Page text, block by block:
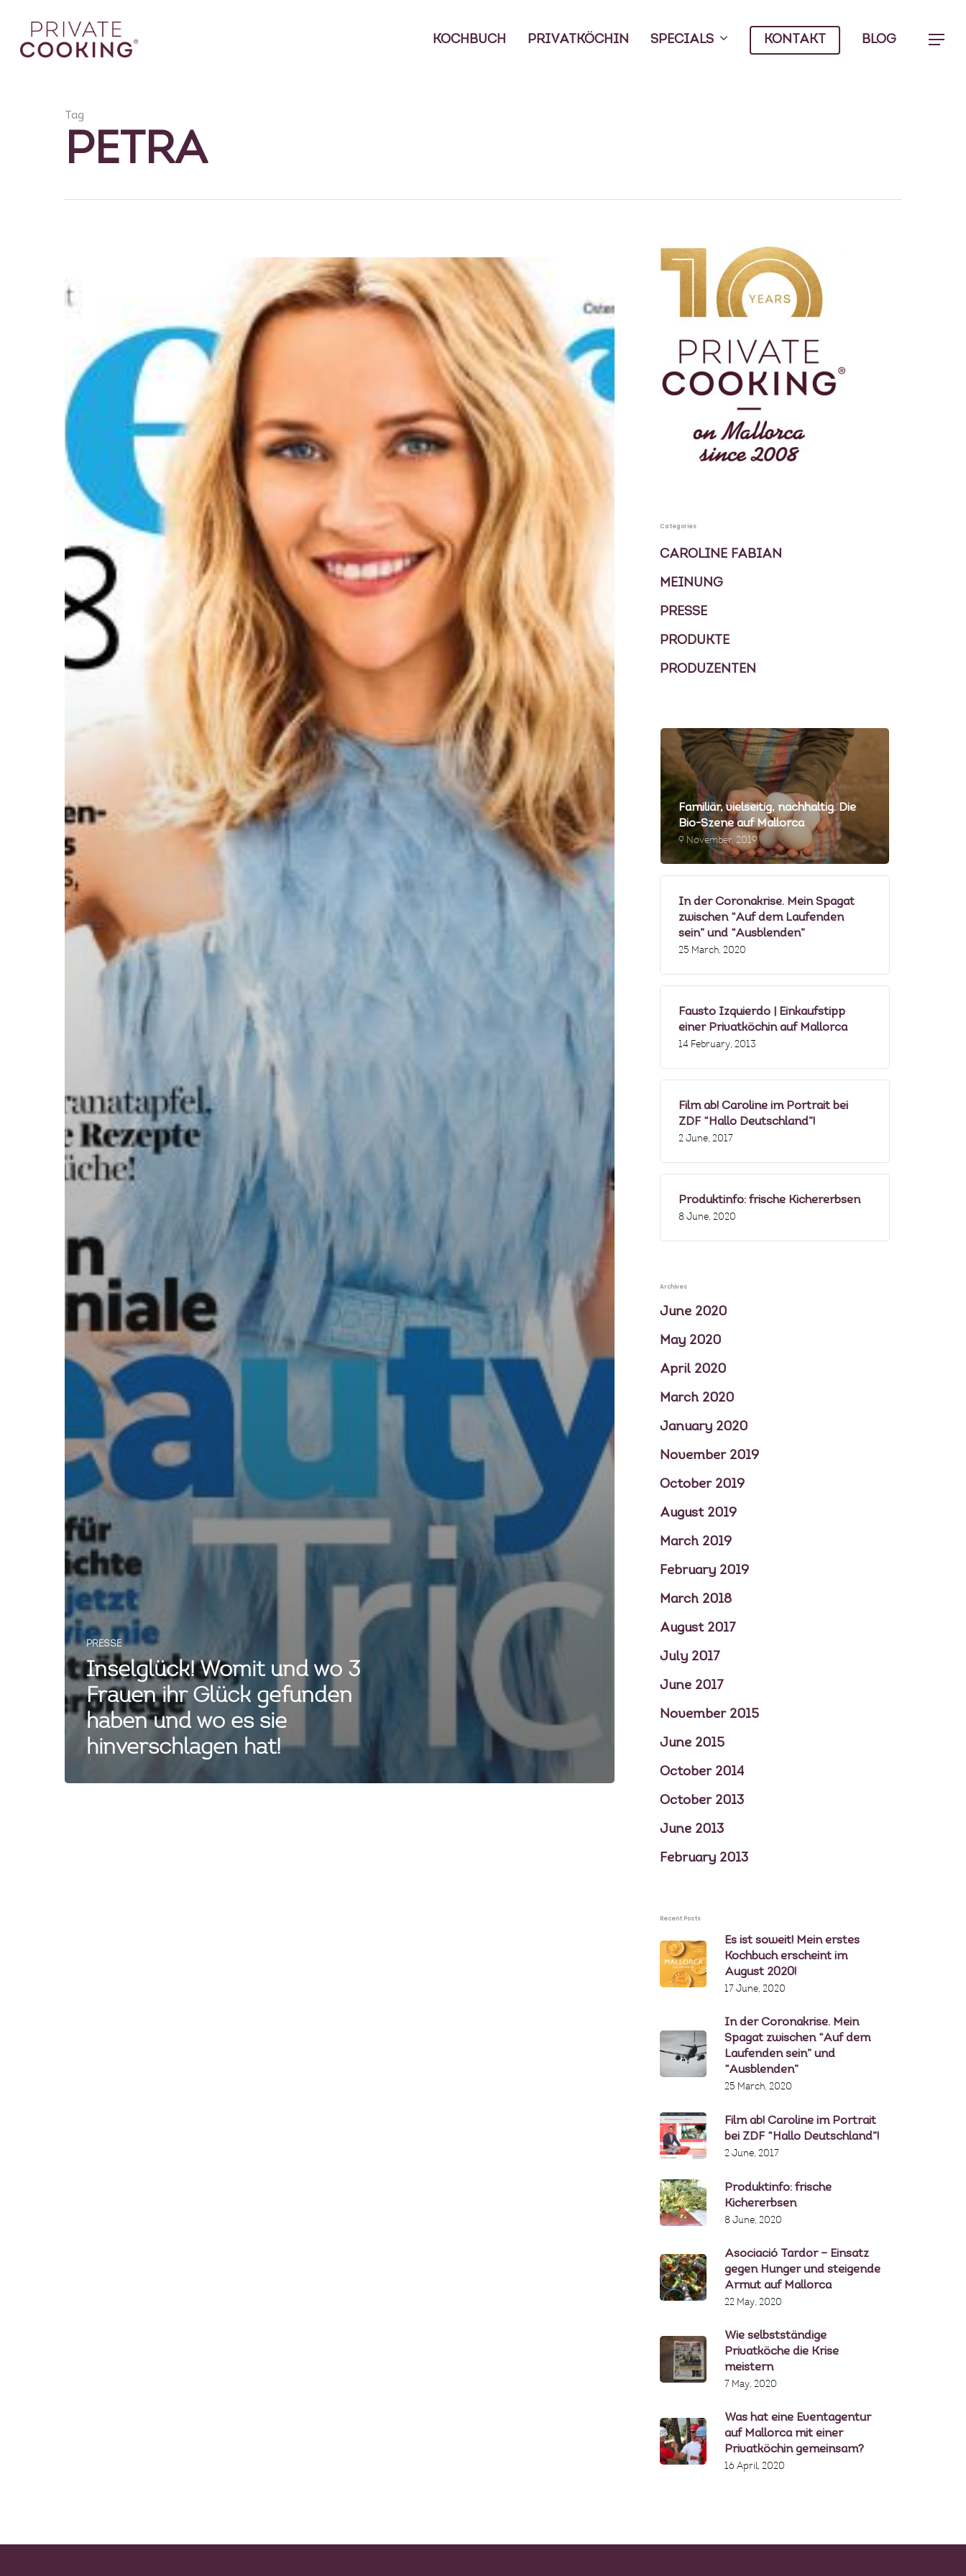
Hit enter to search or ESC to close
KOCHBUCH PRIVATKÖCHIN SPECIALS KONTAKT BLOG
Tag
PETRA
PRESSE
Inselglück! Womit und wo 3
Frauen ihr Glück gefunden
haben und wo es sie
hinverschlagen hat!
Categories
CAROLINE FABIAN
MEINUNG
PRESSE
PRODUKTE
PRODUZENTEN
Familiär, vielseitig, nachhaltig. Die
Bio-Szene auf Mallorca
9 November, 2019
In der Coronakrise. Mein Spagat
zwischen “Auf dem Laufenden
sein” und “Ausblenden”
25 March, 2020
Fausto Izquierdo | Einkaufstipp
einer Privatköchin auf Mallorca
14 February, 2013
Film ab! Caroline im Portrait bei
ZDF “Hallo Deutschland”!
2 June, 2017
Produktinfo: frische Kichererbsen
8 June, 2020
Archives
June 2020
May 2020
April 2020
March 2020
January 2020
November 2019
October 2019
August 2019
March 2019
February 2019
March 2018
August 2017
July 2017
June 2017
November 2015
June 2015
October 2014
October 2013
June 2013
February 2013
Recent Posts
Es ist soweit! Mein erstes
Kochbuch erscheint im
August 2020!
17 June, 2020
In der Coronakrise. Mein
Spagat zwischen “Auf dem
Laufenden sein” und
“Ausblenden”
25 March, 2020
Film ab! Caroline im Portrait
bei ZDF “Hallo Deutschland”!
2 June, 2017
Produktinfo: frische
Kichererbsen
8 June, 2020
Asociació Tardor – Einsatz
gegen Hunger und steigende
Armut auf Mallorca
22 May, 2020
Wie selbstständige
Privatköche die Krise
meistern
7 May, 2020
Was hat eine Eventagentur
auf Mallorca mit einer
Privatköchin gemeinsam?
16 April, 2020